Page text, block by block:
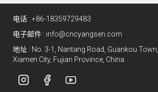
电话 : +86-18359729483
电子邮件 : info@cncyangsen.com
地址 : No. 3-1, Nantang Road, Guankou
Xiamen City, Fujian Province, China